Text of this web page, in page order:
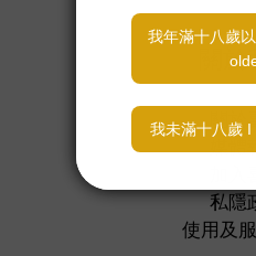
關於
關於
媒體
私隱
使用及